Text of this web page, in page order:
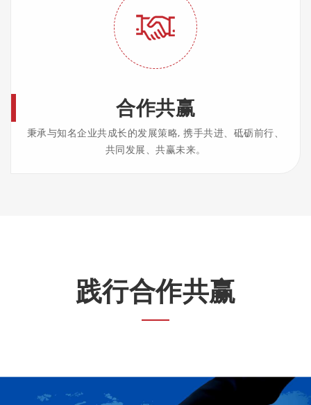
合作共赢
秉承与知名企业共成长的发展策略, 携手共进、砥砺前行、
共同发展、共赢未来。
践行合作共赢